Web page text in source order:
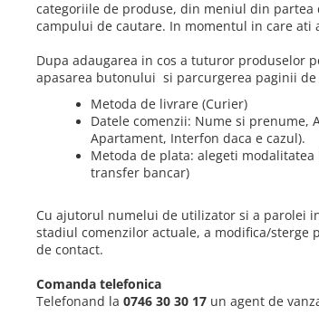
categoriile de produse, din meniul din
campului de cautare. In momentul in care
Dupa adaugarea in cos a tuturor produselor
apasarea butonului si parcurgerea paginii
Metoda de livrare (Curier)
Datele comenzii: Nume si prenume,
Apartament, Interfon daca e cazul).
Metoda de plata: alegeti
transfer bancar)
Cu ajutorul numelui de utilizator si a parolei
stadiul comenzilor actuale, a modifica/
de contact.
Comanda telefonica
Telefonand la 0746 30 30 17 un agent de